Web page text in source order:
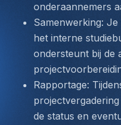
onderaannemers
Samenwerking:
het interne
ondersteunt bij de
Rapportage:
de status en